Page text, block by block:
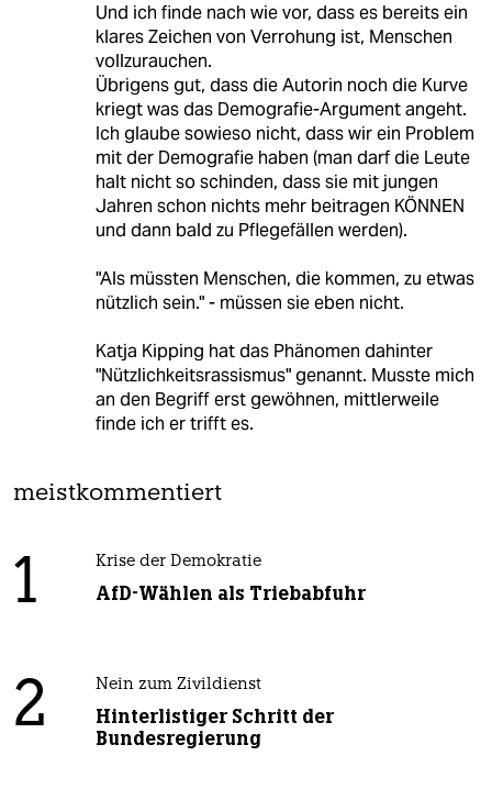
Und ich finde nach wie vor, dass es bereits ein
klares Zeichen von Verrohung ist, Menschen
vollzurauchen.
Übrigens gut, dass die Autorin noch die Kurve
kriegt was das Demografie-Argument angeht.
Ich glaube sowieso nicht, dass wir ein Problem
mit der Demografie haben (man darf die Leute
halt nicht so schinden, dass sie mit jungen
Jahren schon nichts mehr beitragen KÖNNEN
und dann bald zu Pflegefällen werden).
"Als müssten Menschen, die kommen, zu etwas
nützlich sein." - müssen sie eben nicht.
Katja Kipping hat das Phänomen dahinter
"Nützlichkeitsrassismus" genannt. Musste mich
an den Begriff erst gewöhnen, mittlerweile
finde ich er trifft es.
meistkommentiert
1 Krise der Demokratie
AfD-Wählen als Triebabfuhr
2 Nein zum Zivildienst
Hinterlistiger Schritt der
Bundesregierung